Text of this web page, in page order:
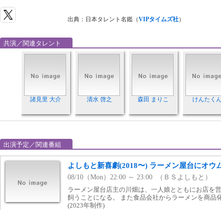
出典：日本タレント名鑑（VIPタイムズ社）
共演／関連タレント
諸見里 大介 清水 啓之 森田 まりこ けんたく
出演予定／関連番組
よしもと新喜劇(2018〜) ラーメン屋台にオウ
08/10（Mon）22:00 ～ 23:00 （ＢＳよしもと）
ラーメン屋台店主の川畑は、一人娘とともにお店を
飼うことになる。 また食品会社からラーメンを商
(2023年制作)